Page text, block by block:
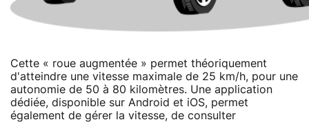
Cette « roue augmentée » permet théoriquement
d'atteindre une vitesse maximale de 25 km/h, pour une
autonomie de 50 à 80 kilomètres. Une application
dédiée, disponible sur Android et iOS, permet
également de gérer la vitesse, de consulter